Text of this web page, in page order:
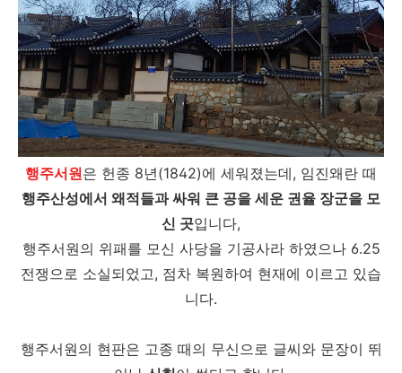
행주서원은 헌종 8년(1842)에 세워졌는데, 임진왜란 때
행주산성에서 왜적들과 싸워 큰 공을 세운 권율 장군을 모
신 곳입니다,
행주서원의 위패를 모신 사당을 기공사라 하였으나 6.25
전쟁으로 소실되었고, 점차 복원하여 현재에 이르고 있습
니다.
행주서원의 현판은 고종 때의 무신으로 글씨와 문장이 뛰